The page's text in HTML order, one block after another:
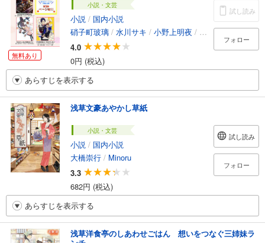
無料あり
小説・文芸
小説 / 国内小説
硝子町玻璃 / 水川サキ / 小野上明夜 / ヤマウチシズ/お
4.0
0円 (税込)
試し読み
フォロー
あらすじを表示する
浅草文豪あやかし草紙
小説・文芸
小説 / 国内小説
大橋崇行 / Minoru
3.3
682円 (税込)
試し読み
フォロー
あらすじを表示する
浅草洋食亭のしあわせごはん 想いをつなぐ三姉妹ラ